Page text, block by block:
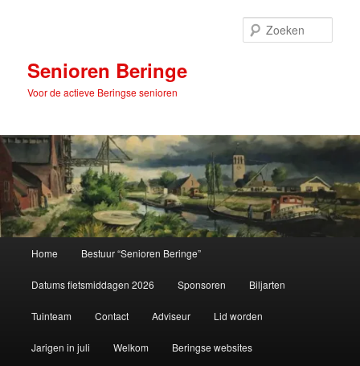
inhoudSenioren Beringe
Voor de actieve Beringse senioren
Home Bestuur “Senioren Beringe”
Datums fietsmiddagen 2026 Sponsoren Biljarten
Tuinteam Contact Adviseur Lid worden
Jarigen in juli Welkom Beringse websites